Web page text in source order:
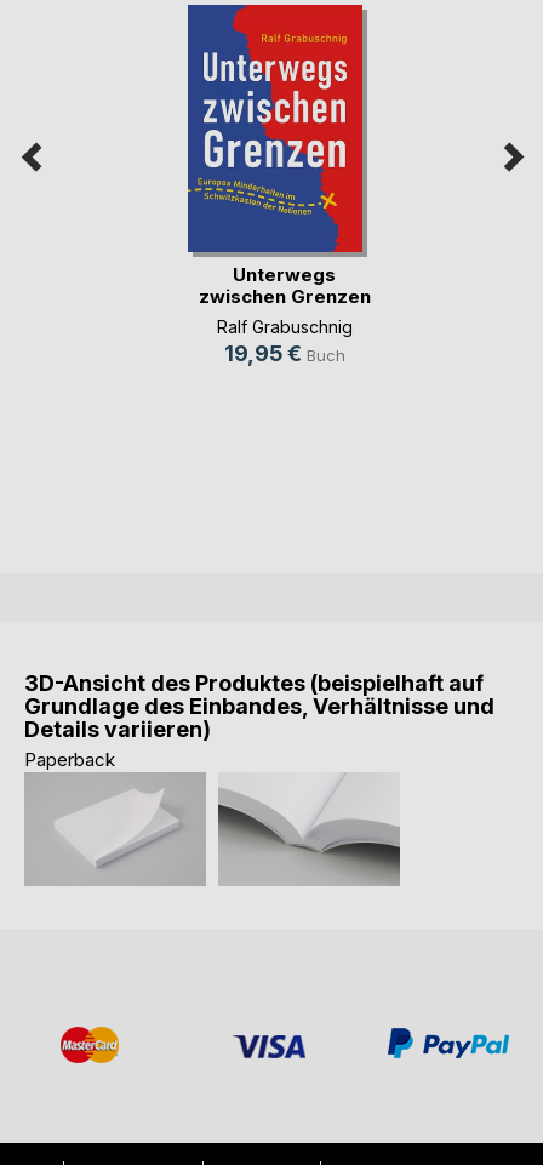
Unterwegs
zwischen Grenzen
Ralf Grabuschnig
19,95 € Buch
3D-Ansicht des Produktes (beispielhaft auf
Grundlage des Einbandes, Verhältnisse und
Details variieren)
Paperback